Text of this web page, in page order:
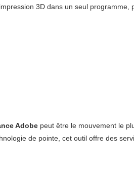
3D dans un seul
Adobe peut être le mouvement le
de pointe, cet outil offre des